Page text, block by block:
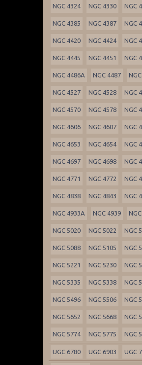
NGC 4324 NGC 4330 NGC
NGC 4385 NGC 4387 NGC
NGC 4420 NGC 4424 NGC
NGC 4445 NGC 4451 NGC
NGC 4486A NGC 4487
NGC 4527 NGC 4528 NGC
NGC 4570 NGC 4578 NGC
NGC 4606 NGC 4607 NGC
NGC 4653 NGC 4654 NGC
NGC 4697 NGC 4698 NGC
NGC 4771 NGC 4772 NGC
NGC 4838 NGC 4843 NGC
NGC 4933A NGC 4939
NGC 5020 NGC 5022 NGC
NGC 5088 NGC 5105 NGC
NGC 5221 NGC 5230 NGC
NGC 5335 NGC 5338 NGC
NGC 5496 NGC 5506 NGC
NGC 5652 NGC 5668 NGC
NGC 5774 NGC 5775 NGC
UGC 6780 UGC 6903 UGC